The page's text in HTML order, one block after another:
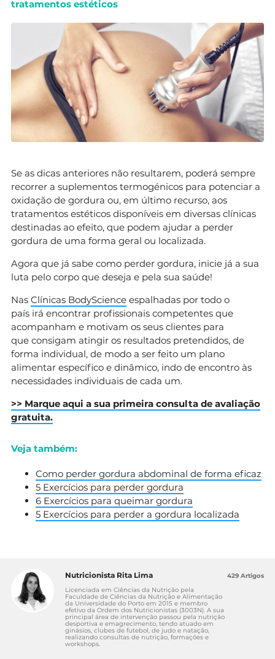
tratamentos estéticos
Se as dicas anteriores não resultarem, poderá sempre
recorrer a suplementos termogénicos para potenciar a
oxidação de gordura ou, em último recurso, aos
tratamentos estéticos disponíveis em diversas clínicas
destinadas ao efeito, que podem ajudar a perder
gordura de uma forma geral ou localizada.
Agora que já sabe como perder gordura, inicie já a sua
luta pelo corpo que deseja e pela sua saúde!
Nas Clínicas BodyScience espalhadas por todo o
país irá encontrar profissionais competentes que
acompanham e motivam os seus clientes para
que consigam atingir os resultados pretendidos, de
forma individual, de modo a ser feito um plano
alimentar específico e dinâmico, indo de encontro às
necessidades individuais de cada um.
>> Marque aqui a sua primeira consulta de avaliação
gratuita.
Veja também:
Como perder gordura abdominal de forma eficaz
5 Exercícios para perder gordura
6 Exercícios para queimar gordura
5 Exercícios para perder a gordura localizada
Nutricionista Rita Lima
Licenciada em Ciências da Nutrição pela
Faculdade de Ciências da Nutrição e Alimentação
da Universidade do Porto em 2015 e membro
efetivo da Ordem dos Nutricionistas (3003N). A sua
principal área de intervenção passou pela nutrição
desportiva e emagrecimento, tendo atuado em
ginásios, clubes de futebol, de judo e natação,
realizando consultas de nutrição, formações e
workshops.
429 Artigos